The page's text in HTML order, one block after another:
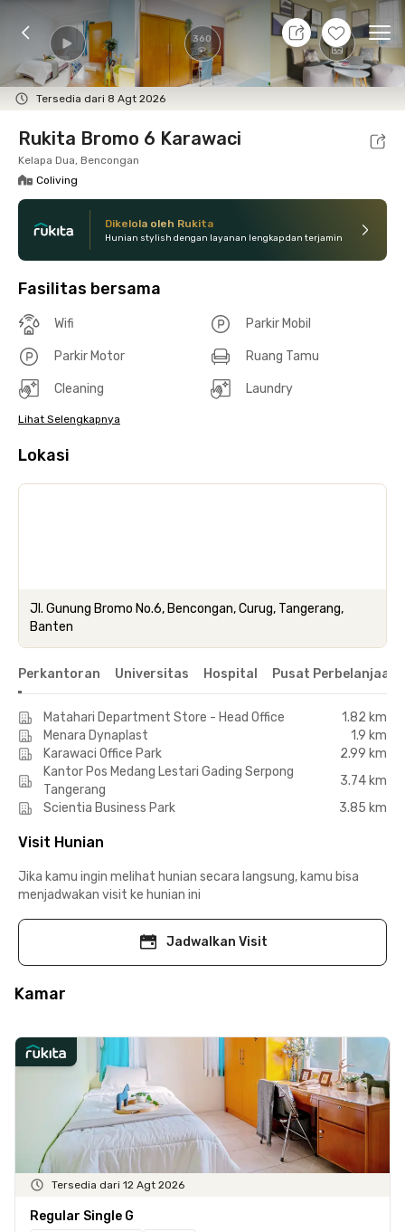
360 +22
Tersedia dari 8 Agt 2026
7 Agt 26 - Belum tahu
Foto Fasilitas bersama Lokasi Kamar
Rukita Bromo 6 Karawaci
Kelapa Dua, Bencongan
Coliving
Dikelola oleh Rukita
Hunian stylish dengan layanan lengkap dan terjamin
Fasilitas bersama
Wifi Parkir Mobil
Parkir Motor Ruang Tamu
Cleaning Laundry
Lihat Selengkapnya
Lokasi
Jl. Gunung Bromo No.6, Bencongan, Curug, Tangerang,
Banten
Perkantoran Universitas Hospital Pusat Perbelanjaan
Matahari Department Store - Head Office
1.82 km
Menara Dynaplast
1.9 km
Karawaci Office Park
2.99 km
Kantor Pos Medang Lestari Gading Serpong
Tangerang
3.74 km
Scientia Business Park
3.85 km
Visit Hunian
Jika kamu ingin melihat hunian secara langsung, kamu bisa
menjadwakan visit ke hunian ini
Jadwalkan Visit
Kamar
Tersedia dari 12 Agt 2026
Regular Single G